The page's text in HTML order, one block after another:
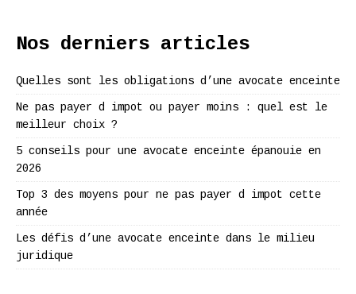
Nos derniers articles
Quelles sont les obligations d’une avocate enceinte
Ne pas payer d impot ou payer moins : quel est le
meilleur choix ?
5 conseils pour une avocate enceinte épanouie en
2026
Top 3 des moyens pour ne pas payer d impot cette
année
Les défis d’une avocate enceinte dans le milieu
juridique